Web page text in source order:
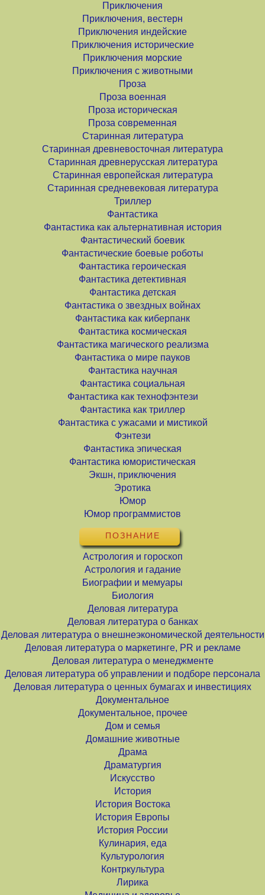
Приключения
Приключения, вестерн
Приключения индейские
Приключения исторические
Приключения морские
Приключения с животными
Проза
Проза военная
Проза историческая
Проза современная
Старинная литература
Старинная древневосточная литература
Старинная древнерусская литература
Старинная европейская литература
Старинная средневековая литература
Триллер
Фантастика
Фантастика как альтернативная история
Фантастический боевик
Фантастические боевые роботы
Фантастика героическая
Фантастика детективная
Фантастика детская
Фантастика о звездных войнах
Фантастика как киберпанк
Фантастика космическая
Фантастика магического реализма
Фантастика о мире пауков
Фантастика научная
Фантастика социальная
Фантастика как технофэнтези
Фантастика как триллер
Фантастика с ужасами и мистикой
Фэнтези
Фантастика эпическая
Фантастика юмористическая
Экшн, приключения
Эротика
Юмор
Юмор программистов
ПОЗНАНИЕ
Астрология и гороскоп
Астрология и гадание
Биографии и мемуары
Биология
Деловая литература
Деловая литература о банках
Деловая литература о внешнеэкономической деятельности
Деловая литература о маркетинге, PR и рекламе
Деловая литература о менеджменте
Деловая литература об управлении и подборе персонала
Деловая литература о ценных бумагах и инвестициях
Документальное
Документальное, прочее
Дом и семья
Домашние животные
Драма
Драматургия
Искусство
История
История Востока
История Европы
История России
Кулинария, еда
Культурология
Контркультура
Лирика